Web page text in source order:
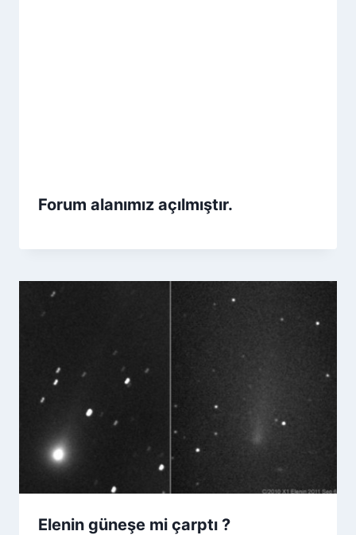
Forum alanımız açılmıştır.
Elenin güneşe mi çarptı ?